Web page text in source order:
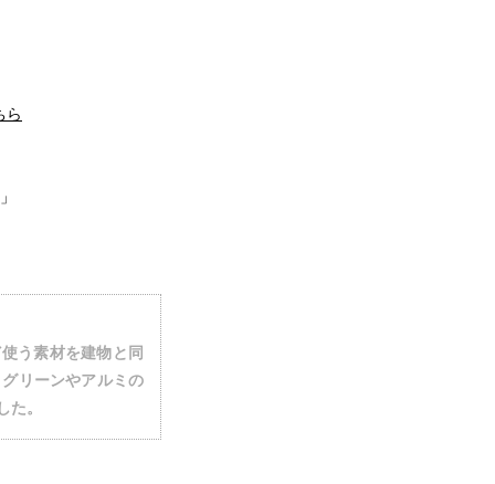
ら
う素材を建物と同
リーンやアルミの
。